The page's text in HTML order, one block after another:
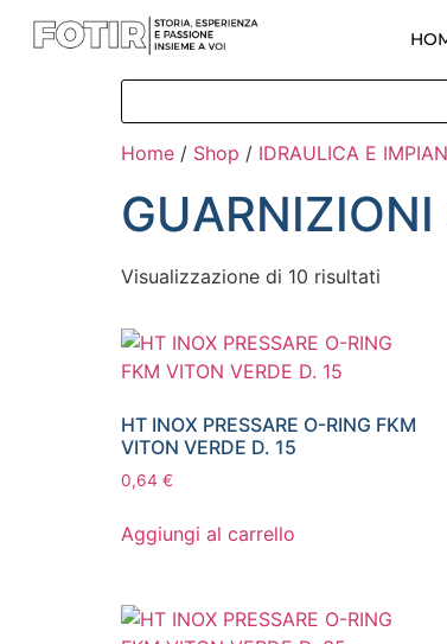
Home / Shop / IDRAULICA E
Visualizzazione di 10 risultati
HT INOX PRESSARE O-RING FKM
VITON VERDE D. 15
0,64 €
Aggiungi al carrello